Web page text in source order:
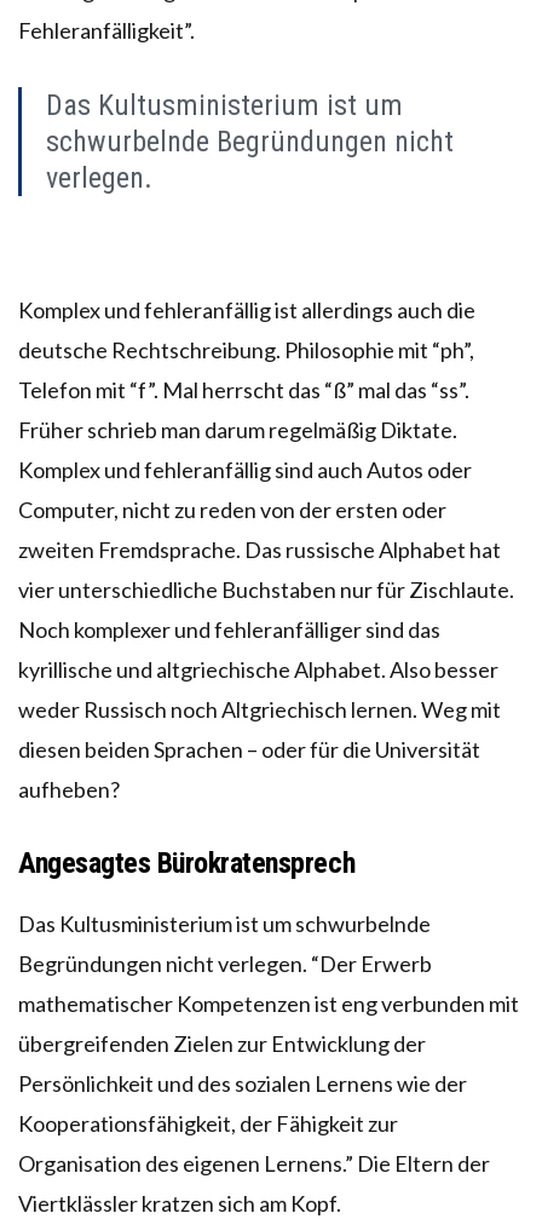
Fehleranfälligkeit”.
Das Kultusministerium ist um
schwurbelnde Begründungen nicht
verlegen.
Komplex und fehleranfällig ist allerdings auch die
deutsche Rechtschreibung. Philosophie mit “ph”,
Telefon mit “f”. Mal herrscht das “ß” mal das “ss”.
Früher schrieb man darum regelmäßig Diktate.
Komplex und fehleranfällig sind auch Autos oder
Computer, nicht zu reden von der ersten oder
zweiten Fremdsprache. Das russische Alphabet hat
vier unterschiedliche Buchstaben nur für Zischlaute.
Noch komplexer und fehleranfälliger sind das
kyrillische und altgriechische Alphabet. Also besser
weder Russisch noch Altgriechisch lernen. Weg mit
diesen beiden Sprachen – oder für die Universität
aufheben?
Angesagtes Bürokratensprech
Das Kultusministerium ist um schwurbelnde
Begründungen nicht verlegen. “Der Erwerb
mathematischer Kompetenzen ist eng verbunden mit
übergreifenden Zielen zur Entwicklung der
Persönlichkeit und des sozialen Lernens wie der
Kooperationsfähigkeit, der Fähigkeit zur
Organisation des eigenen Lernens.” Die Eltern der
Viertklässler kratzen sich am Kopf.